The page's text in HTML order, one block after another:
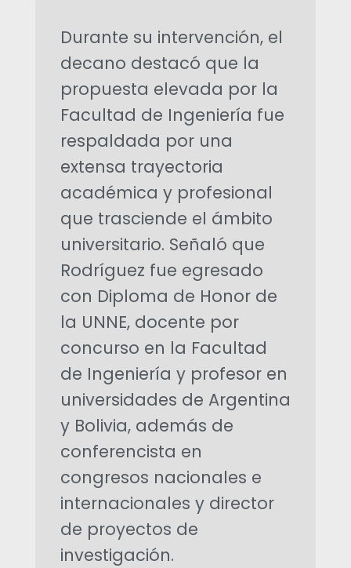
Durante su intervención, el
decano destacó que la
propuesta elevada por la
Facultad de Ingeniería fue
respaldada por una
extensa trayectoria
académica y profesional
que trasciende el ámbito
universitario. Señaló que
Rodríguez fue egresado
con Diploma de Honor de
la UNNE, docente por
concurso en la Facultad
de Ingeniería y profesor en
universidades de Argentina
y Bolivia, además de
conferencista en
congresos nacionales e
internacionales y director
de proyectos de
investigación.